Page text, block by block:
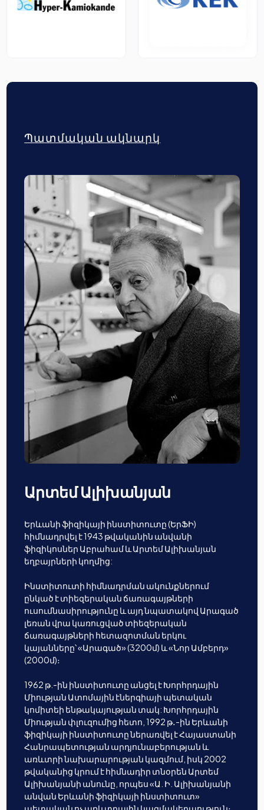
Պատմական ակնարկ
Արտեմ Ալիխանյան
Երևանի ֆիզիկայի ինստիտուտը (ԵրՖԻ)
հիմնադրվել է 1943 թվականին անվանի
ֆիզիկոսներ Աբրահամ և Արտեմ Ալիխանյան
եղբայրների կողմից:
Ինստիտուտի հիմնադրման ակունքներում
ընկած է տիեզերական ճառագայթների
ուսումնասիրությունը և այդ նպատակով Արագած
լեռան վրա կառուցված տիեզերական
ճառագայթների հետազոտման երկու
կայանները՝ «Արագած» (3200մ) և «Նոր Ամբերդ»
(2000մ)։
1962 թ.-ին ինստիտուտը անցել է Խորհրդային
Միության Ատոմային էներգիայի պետական
կոմիտեի ենթակայության տակ: Խորհրդային
Միության փլուզումից հետո, 1992 թ․-ին Երևանի
ֆիզիկայի ինստիտուտը ներառվել է Հայաստանի
Հանրապետության արդյունաբերության և
առևտրի նախարարության կազմում, իսկ 2002
թվականից կրում է հիմնադիր տնօրեն Արտեմ
Ալիխանյանի անունը, որպես «Ա. Ի. Ալիխանյանի
անվան Երևանի ֆիզիկայի ինստիտուտ»